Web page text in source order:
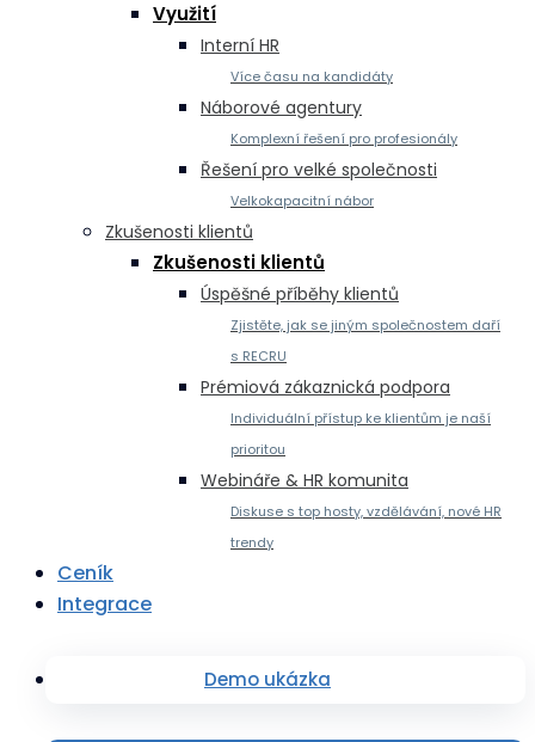
Využití
Interní HR
Více času na kandidáty
Náborové agentury
Komplexní řešení pro profesionály
Řešení pro velké společnosti
Velkokapacitní nábor
Zkušenosti klientů
Zkušenosti klientů
Úspěšné příběhy klientů
Zjistěte, jak se jiným společnostem daří
s RECRU
Prémiová zákaznická podpora
Individuální přístup ke klientům je naší
prioritou
Webináře & HR komunita
Diskuse s top hosty, vzdělávání, nové HR
trendy
Ceník
Integrace
Demo ukázka